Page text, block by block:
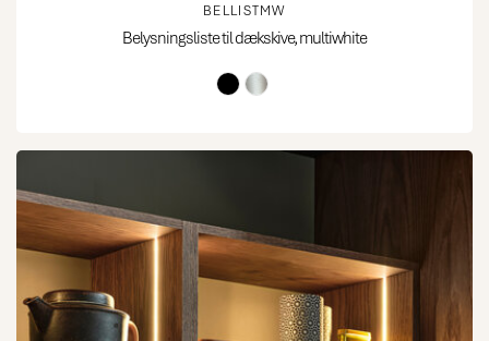
BELLISTMW
Belysningsliste til dækskive, multiwhite